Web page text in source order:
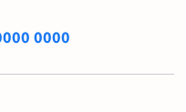
0000